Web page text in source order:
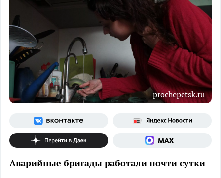
prochepetsk.ru
Аварийные бригады работали почти сутки